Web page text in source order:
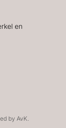
en
by AvK.